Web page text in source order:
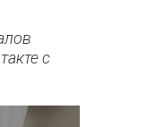
с